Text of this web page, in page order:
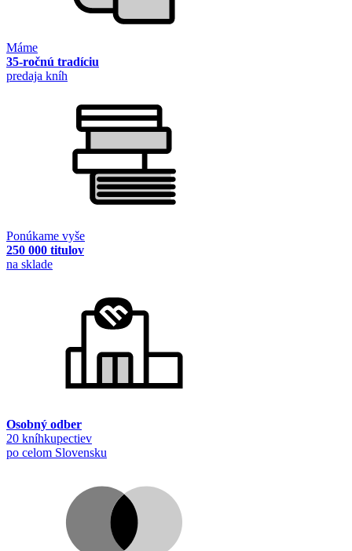
Máme
35-ročnú tradíciu
predaja kníh
Ponúkame vyše
250 000 titulov
na sklade
Osobný odber
20 kníhkupectiev
po celom Slovensku